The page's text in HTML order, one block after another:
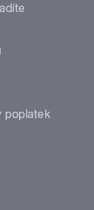
poplatek